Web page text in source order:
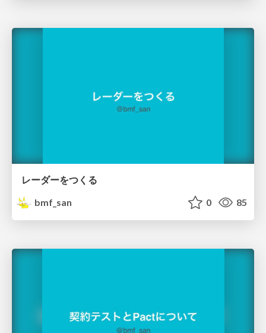
レーダーをつくる
bmf_san
0 85